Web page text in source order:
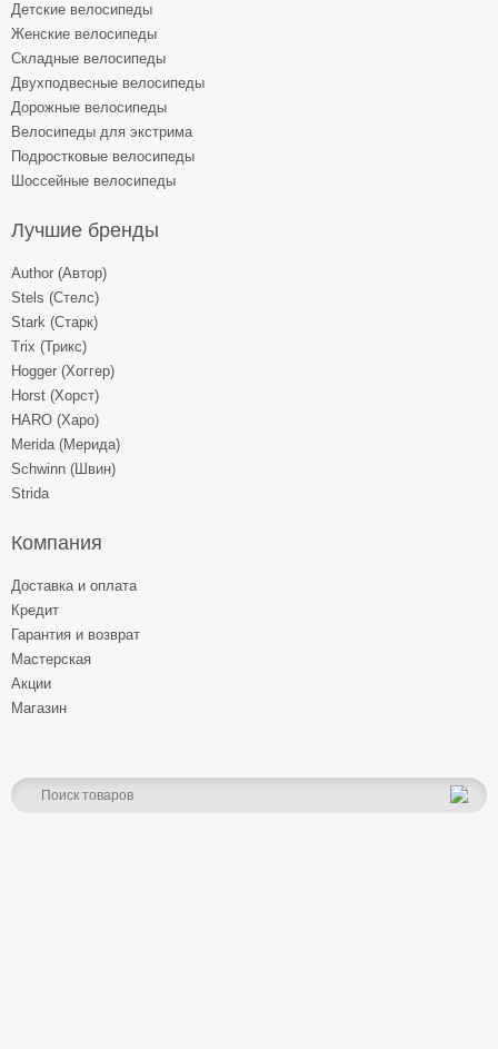
Детские велосипеды
Женские велосипеды
Складные велосипеды
Двухподвесные велосипеды
Дорожные велосипеды
Велосипеды для экстрима
Подростковые велосипеды
Шоссейные велосипеды
Лучшие бренды
Author (Автор)
Stels (Стелс)
Stark (Старк)
Trix (Трикс)
Hogger (Хоггер)
Horst (Хорст)
HARO (Харо)
Merida (Мерида)
Schwinn (Швин)
Strida
Компания
Доставка и оплата
Кредит
Гарантия и возврат
Мастерская
Акции
Магазин